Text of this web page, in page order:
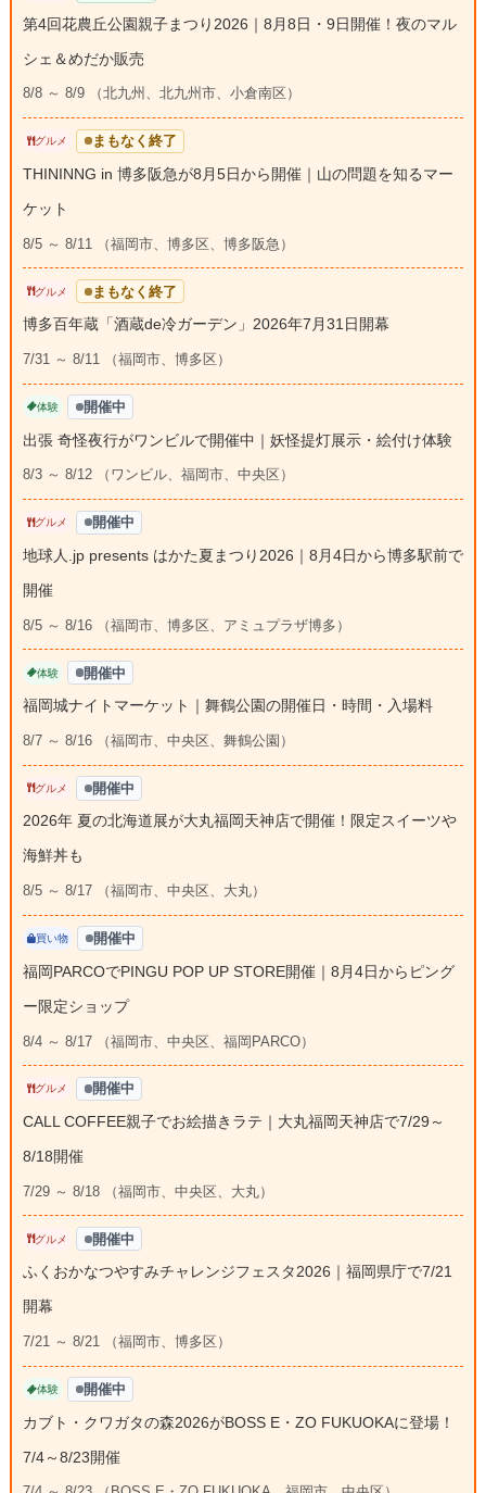
第4回花農丘公園親子まつり2026｜8月8日・9日開催！夜のマル
シェ＆めだか販売
8/8 ～ 8/9 （北九州、北九州市、小倉南区）
グルメ まもなく終了
THININNG in 博多阪急が8月5日から開催｜山の問題を知るマー
ケット
8/5 ～ 8/11 （福岡市、博多区、博多阪急）
グルメ まもなく終了
博多百年蔵「酒蔵de冷ガーデン」2026年7月31日開幕
7/31 ～ 8/11 （福岡市、博多区）
体験 開催中
出張 奇怪夜行がワンビルで開催中｜妖怪提灯展示・絵付け体験
8/3 ～ 8/12 （ワンビル、福岡市、中央区）
グルメ 開催中
地球人.jp presents はかた夏まつり2026｜8月4日から博多駅前で
開催
8/5 ～ 8/16 （福岡市、博多区、アミュプラザ博多）
体験 開催中
福岡城ナイトマーケット｜舞鶴公園の開催日・時間・入場料
8/7 ～ 8/16 （福岡市、中央区、舞鶴公園）
グルメ 開催中
2026年 夏の北海道展が大丸福岡天神店で開催！限定スイーツや
海鮮丼も
8/5 ～ 8/17 （福岡市、中央区、大丸）
買い物 開催中
福岡PARCOでPINGU POP UP STORE開催｜8月4日からピング
ー限定ショップ
8/4 ～ 8/17 （福岡市、中央区、福岡PARCO）
グルメ 開催中
CALL COFFEE親子でお絵描きラテ｜大丸福岡天神店で7/29～
8/18開催
7/29 ～ 8/18 （福岡市、中央区、大丸）
グルメ 開催中
ふくおかなつやすみチャレンジフェスタ2026｜福岡県庁で7/21
開幕
7/21 ～ 8/21 （福岡市、博多区）
体験 開催中
カブト・クワガタの森2026がBOSS E・ZO FUKUOKAに登場！
7/4～8/23開催